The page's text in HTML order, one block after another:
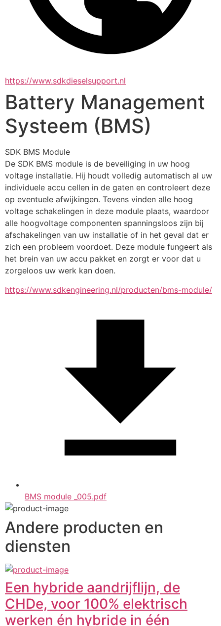
https://www.sdkdieselsupport.nl
Battery Management
Systeem (BMS)
SDK BMS Module
De SDK BMS module is de beveiliging in uw hoog
voltage installatie. Hij houdt volledig automatisch al uw
individuele accu cellen in de gaten en controleert deze
op eventuele afwijkingen. Tevens vinden alle hoog
voltage schakelingen in deze module plaats, waardoor
alle hoogvoltage componenten spanningsloos zijn bij
afschakelingen van uw installatie of in het geval dat er
zich een probleem voordoet. Deze module fungeert als
het brein van uw accu pakket en zorgt er voor dat u
zorgeloos uw werk kan doen.
https://www.sdkengineering.nl/producten/bms-module/
BMS module _005.pdf
Andere producten en
diensten
Een hybride aandrijflijn, de
CHDe, voor 100% elektrisch
werken én hybride in één